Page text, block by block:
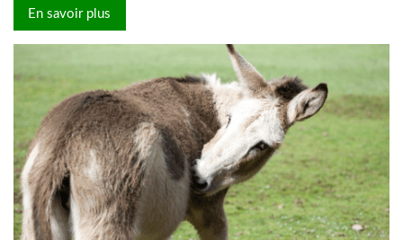
En savoir plus